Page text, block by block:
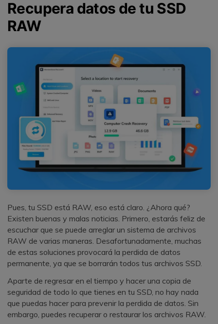
Recupera datos de tu SSD
RAW
Pues, tu SSD está RAW, eso está claro. ¿Ahora qué?
Existen buenas y malas noticias. Primero, estarás feliz de
escuchar que se puede arreglar un sistema de archivos
RAW de varias maneras. Desafortunadamente, muchas
de estas soluciones provocará la perdida de datos
permanente, ya que se borrarán todos tus archivos SSD.
Aparte de regresar en el tiempo y hacer una copia de
seguridad de todo lo que tienes en tu SSD, no hay nada
que puedas hacer para prevenir la perdida de datos. Sin
embargo, puedes recuperar o restaurar los archivos RAW.